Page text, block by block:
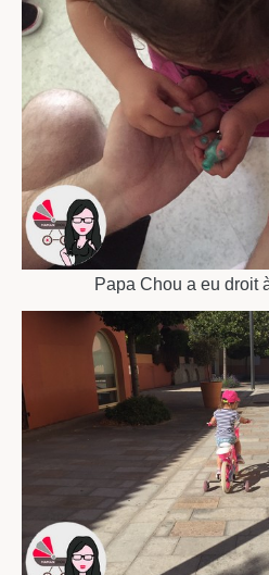
Papa Chou a eu droit